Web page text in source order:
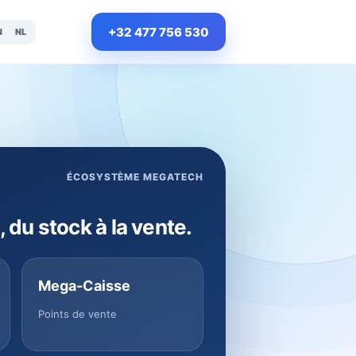
NL +32 477 756 530
ÉCOSYSTÈME MEGATECH
du stock à la vente.
Mega-Caisse
Points de vente